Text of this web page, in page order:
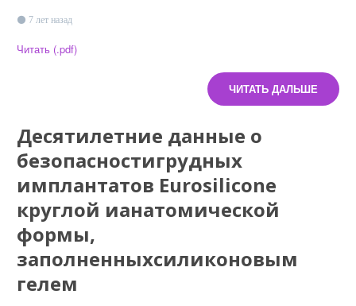
7 лет назад
Читать (.pdf)
ЧИТАТЬ ДАЛЬШЕ
Десятилетние данные о
безопасностигрудных
имплантатов Eurosilicone
круглой ианатомической
формы,
заполненныхсиликоновым
гелем